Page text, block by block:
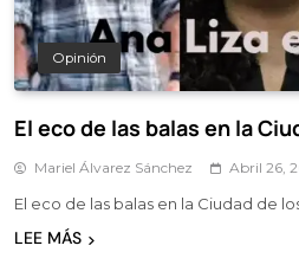
Opinión
El eco de las balas en la
Mariel Álvarez Sánchez Abril 26,
El eco de las balas en la Ciudad de
LEE MÁS